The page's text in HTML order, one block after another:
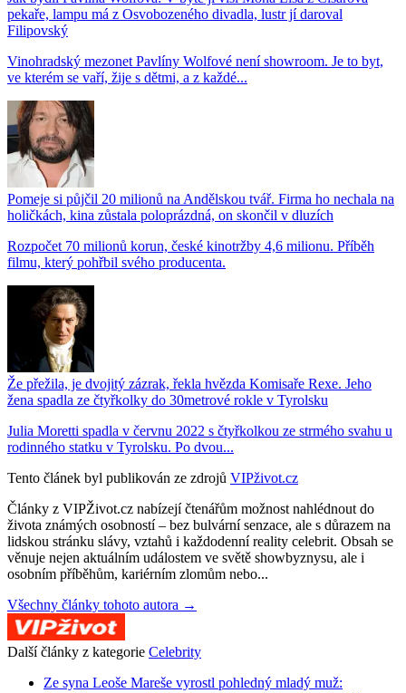
pekaře, lampu má z Osvobozeného divadla, lustr jí daroval
Filipovský
Vinohradský mezonet Pavlíny Wolfové není showroom. Je to byt,
ve kterém se vaří, žije s dětmi, a z každé...
Pomeje si půjčil 20 milionů na Andělskou tvář. Firma ho nechala na
holičkách, kina zůstala poloprázdná, on skončil v dluzích
Rozpočet 70 milionů korun, české kinotržby 4,6 milionu. Příběh
filmu, který pohřbil svého producenta.
Že přežila, je dvojitý zázrak, řekla hvězda Komisaře Rexe. Jeho
žena spadla ze čtyřkolky do 30metrové rokle v Tyrolsku
Julia Moretti spadla v červnu 2022 s čtyřkolkou ze strmého svahu u
rodinného statku v Tyrolsku. Po dvou...
Tento článek byl publikován ze zdrojů VIPživot.cz
Články z VIPŽivot.cz nabízejí čtenářům možnost nahlédnout do
života známých osobností – bez bulvární senzace, ale s důrazem na
lidskou stránku slávy, vztahů i každodenní reality celebrit. Obsah se
věnuje nejen aktuálním událostem ve světě showbyznysu, ale i
osobním příběhům, kariérním zlomům nebo...
Všechny články tohoto autora →
Další články z kategorie Celebrity
Ze syna Leoše Mareše vyrostl pohledný mladý muž: